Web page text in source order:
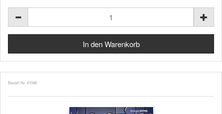
Bestell-Nr. 41048